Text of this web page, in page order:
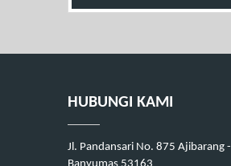
HUBUNGI KAMI
Jl. Pandansari No. 875 Ajibarang -